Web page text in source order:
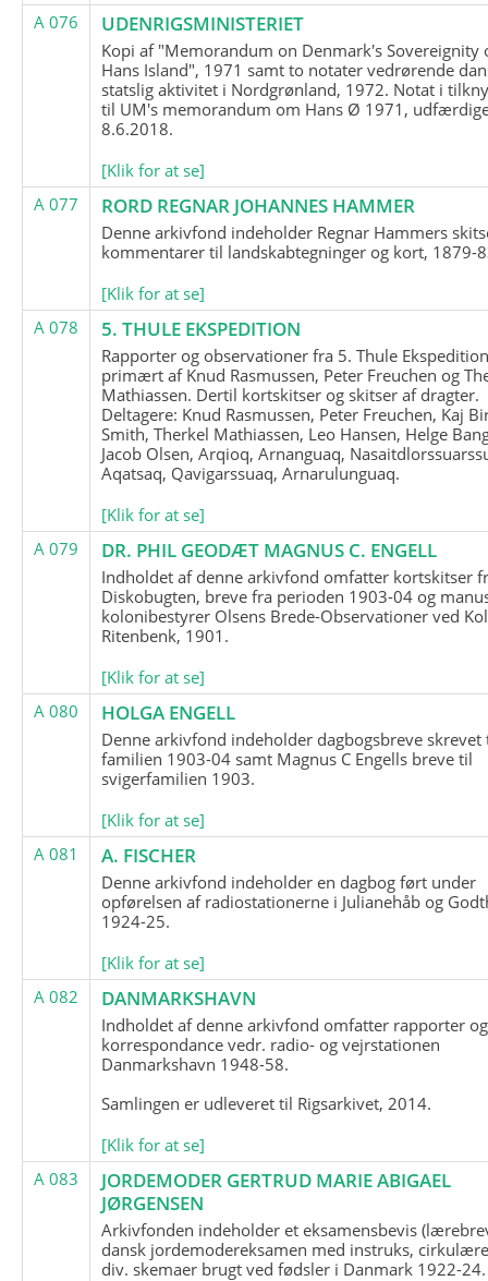
A 076
UDENRIGSMINISTERIET
Kopi af "Memorandum on Denmark's Sovereignity
Hans Island", 1971 samt to notater vedrørende
statslig aktivitet i Nordgrønland, 1972. Notat i
til UM's memorandum om Hans Ø 1971,
8.6.2018.
[Klik for at se]
A 077
RORD REGNAR JOHANNES HAMMER
Denne arkivfond indeholder Regnar Hammers
kommentarer til landskabtegninger og kort, 1879-
[Klik for at se]
A 078
5. THULE EKSPEDITION
Rapporter og observationer fra 5. Thule
primært af Knud Rasmussen, Peter Freuchen og
Mathiassen. Dertil kortskitser og skitser af dragter.
Deltagere: Knud Rasmussen, Peter Freuchen, Kaj
Smith, Therkel Mathiassen, Leo Hansen, Helge
Jacob Olsen, Arqioq, Arnanguaq,
Aqatsaq, Qavigarssuaq, Arnarulunguaq.
[Klik for at se]
A 079
DR. PHIL GEODÆT MAGNUS C. ENGELL
Indholdet af denne arkivfond omfatter kortskitser
Diskobugten, breve fra perioden 1903-04 og
kolonibestyrer Olsens Brede-Observationer ved
Ritenbenk, 1901.
[Klik for at se]
A 080
HOLGA ENGELL
Denne arkivfond indeholder dagbogsbreve skrevet
familien 1903-04 samt Magnus C Engells breve til
svigerfamilien 1903.
[Klik for at se]
A 081
A. FISCHER
Denne arkivfond indeholder en dagbog ført under
opførelsen af radiostationerne i Julianehåb og
1924-25.
[Klik for at se]
A 082
DANMARKSHAVN
Indholdet af denne arkivfond omfatter rapporter og
korrespondance vedr. radio- og vejrstationen
Danmarkshavn 1948-58.
Samlingen er udleveret til Rigsarkivet, 2014.
[Klik for at se]
A 083
JORDEMODER GERTRUD MARIE ABIGAEL
JØRGENSEN
Arkivfonden indeholder et eksamensbevis
dansk jordemodereksamen med instruks,
div. skemaer brugt ved fødsler i Danmark 1922-24.